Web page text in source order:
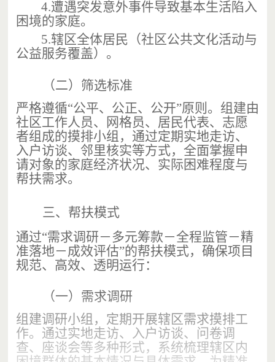
4.遭遇突发意外事件导致基本生活陷入
困境的家庭。
5.辖区全体居民（社区公共文化活动与
公益服务覆盖） 。
（二） 筛选标准
严格遵循“公平、公正、公开”原则。组建由
社区工作人员、网格员、居民代表、志愿
者组成的摸排小组，通过定期实地走访、
入户访谈、邻里核实等方式，全面掌握申
请对象的家庭经济状况、实际困难程度与
帮扶需求。
三、 帮扶模式
通过“需求调研－多元筹款－全程监管－精
准落地－成效评估”的帮扶模式，确保项目
规范、高效、透明运行：
（一） 需求调研
组建调研小组，定期开展辖区需求摸排工
作。通过实地走访、入户访谈、问卷调
查、座谈会等多种形式，系统梳理辖区内